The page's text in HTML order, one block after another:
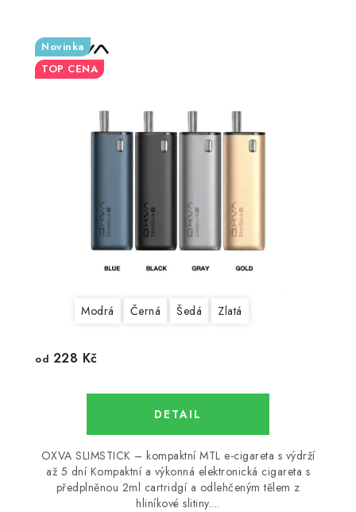
Novinka
TOP CENA
Modrá Černá Šedá Zlatá
od 228 Kč
OXVA SLIMSTICK – kompaktní MTL e-cigareta s výdrží
až 5 dní Kompaktní a výkonná elektronická cigareta s
předplněnou 2ml cartridgí a odlehčeným tělem z
hliníkové slitiny....